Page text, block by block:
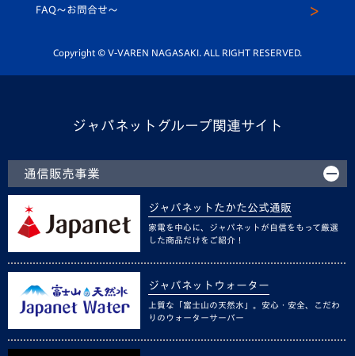
平和祈念活動
ホームタウン活動
スクール
FAQ〜お問合せ〜
Copyright © V-VAREN NAGASAKI. ALL RIGHT RESERVED.
ジャパネットグループ関連サイト
通信販売事業
ジャパネットたかた公式通販
家電を中心に、ジャパネットが自信をもって厳選
した商品だけをご紹介！
ジャパネットウォーター
上質な「富士山の天然水」。安心・安全、こだわ
りのウォーターサーバー